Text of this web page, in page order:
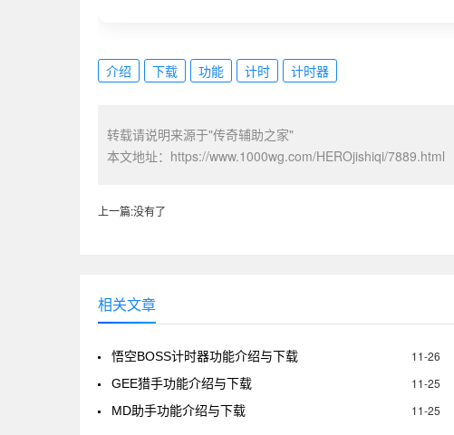
介绍 下载 功能 计时 计时器
转载请说明来源于"传奇辅助之家"
本文地址： https://www.1000wg.com/HEROjishiqi/7889.html
上一篇:没有了
相关文章
11-26
悟空BOSS计时器功能介绍与下载
11-25
GEE猎手功能介绍与下载
11-25
MD助手功能介绍与下载